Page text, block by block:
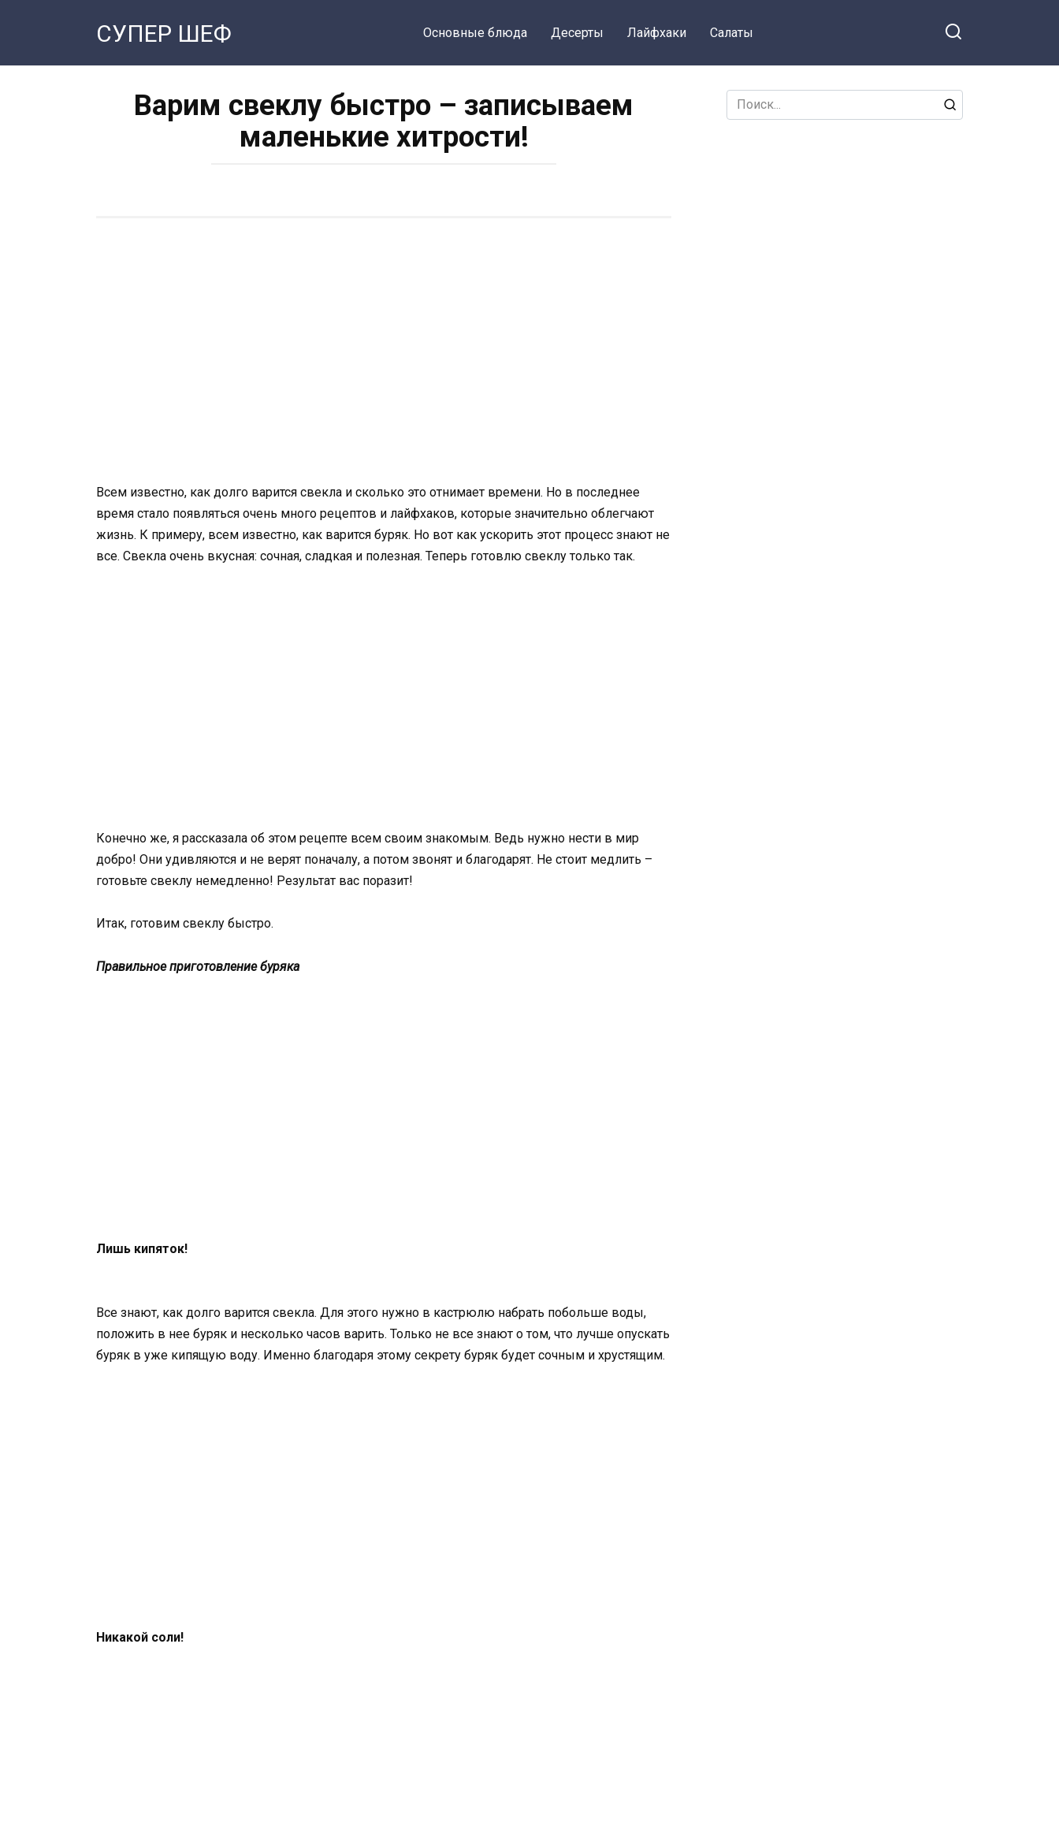
СУПЕР ШЕФ Основные блюда Десерты Лайфхаки Салаты
Варим свеклу быстро – записываем
маленькие хитрости!
Всем известно, как долго варится свекла и сколько это отнимает времени. Но в последнее
время стало появляться очень много рецептов и лайфхаков, которые значительно облегчают
жизнь. К примеру, всем известно, как варится буряк. Но вот как ускорить этот процесс знают не
все. Свекла очень вкусная: сочная, сладкая и полезная. Теперь готовлю свеклу только так.
Конечно же, я рассказала об этом рецепте всем своим знакомым. Ведь нужно нести в мир
добро! Они удивляются и не верят поначалу, а потом звонят и благодарят. Не стоит медлить –
готовьте свеклу немедленно! Результат вас поразит!
Итак, готовим свеклу быстро.
Правильное приготовление буряка
Лишь кипяток!
Все знают, как долго варится свекла. Для этого нужно в кастрюлю набрать побольше воды,
положить в нее буряк и несколько часов варить. Только не все знают о том, что лучше опускать
буряк в уже кипящую воду. Именно благодаря этому секрету буряк будет сочным и хрустящим.
Никакой соли!
Search
for: